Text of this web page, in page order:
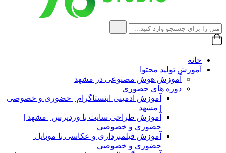
خانه
آموزش تولید محتوا
آموزش هوش مصنوعی در مشهد
دوره های حضوری
آموزش ادمینی اینستاگرام | حضوری و خصوصی
| مشهد
آموزش طراحی سایت با وردپرس | مشهد |
حضوری و خصوصی
آموزش فیلمبرداری و عکاسی با موبایل |
حضوری و خصوصی